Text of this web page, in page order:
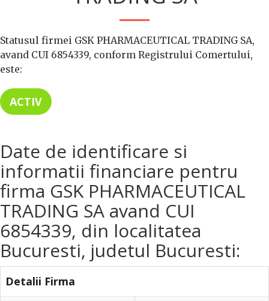
Statusul firmei GSK PHARMACEUTICAL TRADING SA,
avand CUI 6854339, conform Registrului Comertului,
este:
ACTIV
Date de identificare si
informatii financiare pentru
firma GSK PHARMACEUTICAL
TRADING SA avand CUI
6854339, din localitatea
Bucuresti, judetul Bucuresti:
Detalii Firma